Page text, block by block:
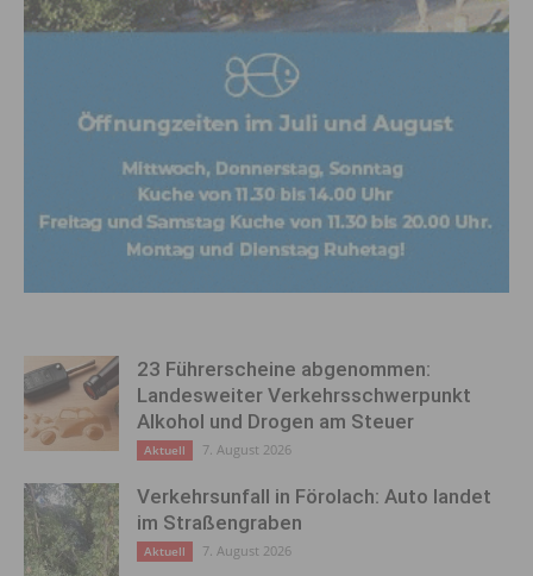
23 Führerscheine abgenommen:
Landesweiter Verkehrsschwerpunkt
Alkohol und Drogen am Steuer
Aktuell 7. August 2026
Verkehrsunfall in Förolach: Auto landet
im Straßengraben
Aktuell 7. August 2026